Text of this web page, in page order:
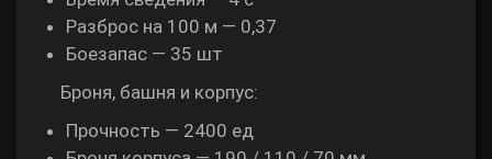
Разброс на 100 м — 0,37
Боезапас — 35 шт
Броня, башня и корпус:
Прочность — 2400 ед